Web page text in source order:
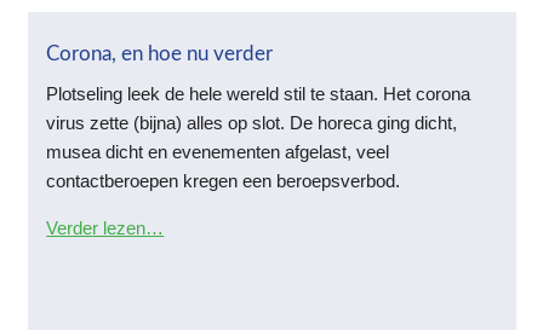
Corona, en hoe nu verder
Plotseling leek de hele wereld stil te staan. Het corona
virus zette (bijna) alles op slot. De horeca ging dicht,
musea dicht en evenementen afgelast, veel
contactberoepen kregen een beroepsverbod.
Verder lezen…